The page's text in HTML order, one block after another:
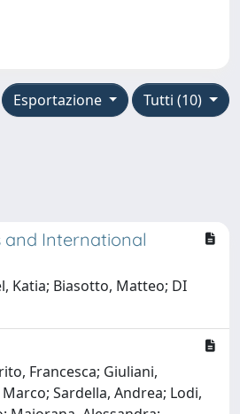
Tutti (10)
Esportazione
and International
Katia; Biasotto, Matteo; DI
Francesca; Giuliani,
Sardella, Andrea; Lodi,